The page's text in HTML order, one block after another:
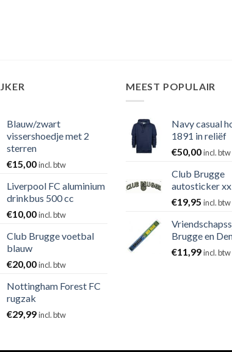
Blauw/zwart
vissershoedje met 2
sterren
€15,00incl. btw
Liverpool FC aluminium
drinkbus 500 cc
€10,00incl. btw
Club Brugge voetbal
blauw
€20,00incl. btw
Nottingham Forest FC
rugzak
€29,99incl. btw
MEEST POPULAIR
Navy casual
1891 in reliëf
€50,00incl. btw
Club Brugge
autosticker
€19,95 incl. btw
Brugge en
€11,99incl. btw